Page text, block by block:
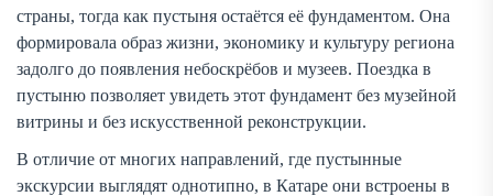
страны, тогда как пустыня остаётся её фундаментом. Она
формировала образ жизни, экономику и культуру региона
задолго до появления небоскрёбов и музеев. Поездка в
пустыню позволяет увидеть этот фундамент без музейной
витрины и без искусственной реконструкции.
В отличие от многих направлений, где пустынные
экскурсии выглядят однотипно, в Катаре они встроены в